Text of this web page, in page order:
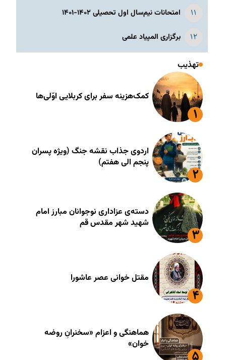
امتحانات نیم‌سال اول تحصیلی ۱۴۰۲-۱۴۰۱
برگزاری المپیاد علمی
تهذیب
کمک‌هزینه سفر برای کربلایی اوّلی‌ها
اردوی جذاب نقشه جنگ (ویژه پسران
پنجم الی هفتم)
دسته‌ی عزاداری نوجوانان مبارز امام
شهید شهر مقدس قم
مقتل خوانی عصر عاشورا
هماهنگی و اعزام «سخنرانِ روضه
خوان»